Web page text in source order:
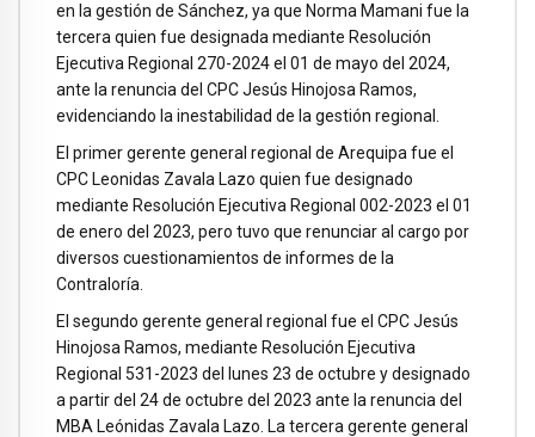
en la gestión de Sánchez, ya que Norma Mamani fue la
tercera quien fue designada mediante Resolución
Ejecutiva Regional 270-2024 el 01 de mayo del 2024,
ante la renuncia del CPC Jesús Hinojosa Ramos,
evidenciando la inestabilidad de la gestión regional.
El primer gerente general regional de Arequipa fue el
CPC Leonidas Zavala Lazo quien fue designado
mediante Resolución Ejecutiva Regional 002-2023 el 01
de enero del 2023, pero tuvo que renunciar al cargo por
diversos cuestionamientos de informes de la
Contraloría.
El segundo gerente general regional fue el CPC Jesús
Hinojosa Ramos, mediante Resolución Ejecutiva
Regional 531-2023 del lunes 23 de octubre y designado
a partir del 24 de octubre del 2023 ante la renuncia del
MBA Leónidas Zavala Lazo. La tercera gerente general